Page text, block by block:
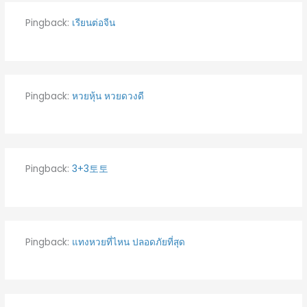
Pingback: เรียนต่อจีน
Pingback: หวยหุ้น หวยดวงดี
Pingback: 3+3토토
Pingback: แทงหวยที่ไหน ปลอดภัยที่สุด